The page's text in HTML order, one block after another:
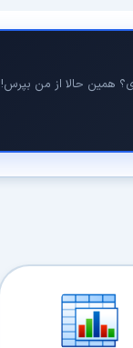
همین حالا از من بپرس!